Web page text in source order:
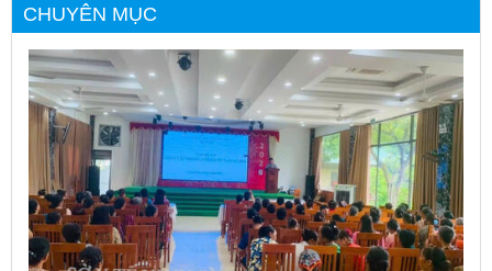
CHUYÊN MỤC